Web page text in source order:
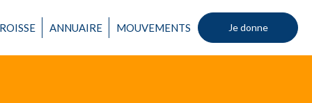
ANNUAIRE MOUVEMENTS Je donne